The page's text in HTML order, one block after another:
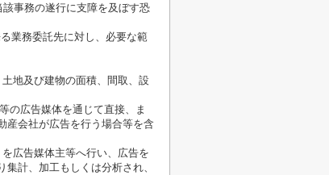
事務の遂行に支障を及ぼす恐
業務委託先に対し、必要な範
地及び建物の面積、間取、設
の広告媒体を通じて直接、ま
産会社が広告を行う場合等を含
広告媒体主等へ行い、広告を
計、加工もしくは分析され、